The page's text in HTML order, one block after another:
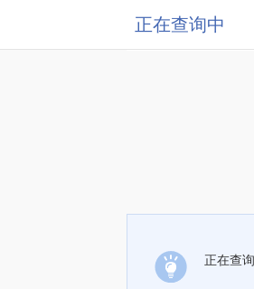
正在查询中
正在查